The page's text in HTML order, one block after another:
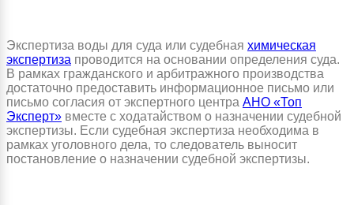
Экспертиза воды для суда или судебная химическая
экспертиза проводится на основании определения суда.
В рамках гражданского и арбитражного производства
достаточно предоставить информационное письмо или
письмо согласия от экспертного центра АНО «Топ
Эксперт» вместе с ходатайством о назначении судебной
экспертизы. Если судебная экспертиза необходима в
рамках уголовного дела, то следователь выносит
постановление о назначении судебной экспертизы.